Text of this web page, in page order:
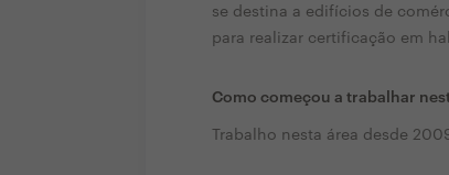
se destina a edifícios de
para realizar certificação em
Como começou a trabalhar
Trabalho nesta área desde